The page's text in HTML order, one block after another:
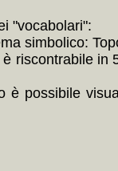
"vocabolari":
simbolico:
riscontrabile
è possibile